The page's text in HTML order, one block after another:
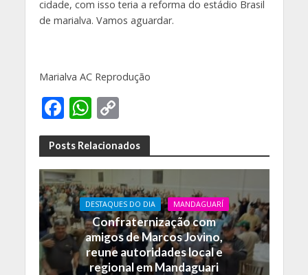
cidade, com isso teria a reforma do estádio Brasil
de marialva. Vamos aguardar.
Marialva AC Reprodução
F
ac
e
b
o
o
k
W
h
at
s
A
p
p
C
o
p
y
Li
n
k
Posts Relacionados
DESTAQUES DO DIA MANDAGUARÍ
Confraternização com
amigos de Marcos Jovino,
reune autoridades local e
regional em Mandaguari